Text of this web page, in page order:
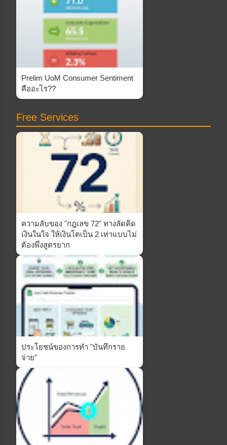
Prelim UoM Consumer Sentiment
คืออะไร??
Free Services
ความลับของ "กฎเลข 72" ทางลัดคิด
เงินในใจ ให้เงินโตเป็น 2 เท่าแบบไม่
ต้องพึ่งสูตรยาก
ประโยชน์ของการทำ "บันทึกราย
จ่าย"